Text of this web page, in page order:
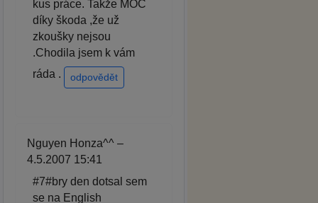
kus práce. Takže MOC
díky škoda ,že už
zkoušky nejsou
.Chodila jsem k vám
ráda .
odpovědět
Nguyen Honza^^ –
4.5.2007 15:41
#7#bry den dotsal sem
se na English